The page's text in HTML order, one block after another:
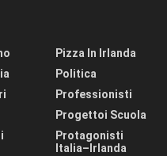
Pizza In Irlanda
Politica
Professionisti
Progettoi Scuola
Protagonisti
Italia–Irlanda